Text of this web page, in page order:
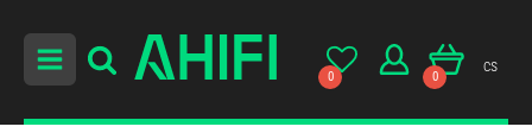
0 0
cs